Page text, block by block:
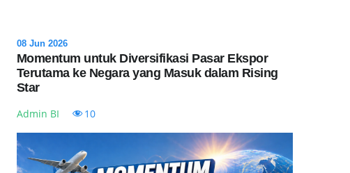
08 Jun 2026
Momentum untuk Diversifikasi Pasar Ekspor
Terutama ke Negara yang Masuk dalam Rising
Star
Admin BI 10